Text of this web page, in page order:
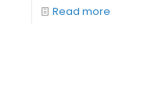
Read more